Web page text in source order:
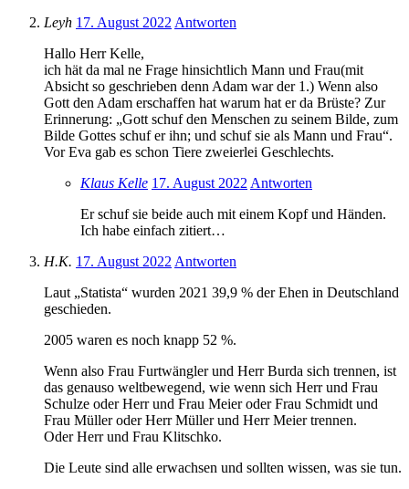
Leyh 17. August 2022 Antworten
Hallo Herr Kelle,
ich hät da mal ne Frage hinsichtlich Mann und Frau(mit
Absicht so geschrieben denn Adam war der 1.) Wenn also
Gott den Adam erschaffen hat warum hat er da Brüste? Zur
Erinnerung: „Gott schuf den Menschen zu seinem Bilde, zum
Bilde Gottes schuf er ihn; und schuf sie als Mann und Frau“.
Vor Eva gab es schon Tiere zweierlei Geschlechts.
Klaus Kelle 17. August 2022 Antworten
Er schuf sie beide auch mit einem Kopf und Händen.
Ich habe einfach zitiert…
H.K. 17. August 2022 Antworten
Laut „Statista“ wurden 2021 39,9 % der Ehen in Deutschland
geschieden.
2005 waren es noch knapp 52 %.
Wenn also Frau Furtwängler und Herr Burda sich trennen, ist
das genauso weltbewegend, wie wenn sich Herr und Frau
Schulze oder Herr und Frau Meier oder Frau Schmidt und
Frau Müller oder Herr Müller und Herr Meier trennen.
Oder Herr und Frau Klitschko.
Die Leute sind alle erwachsen und sollten wissen, was sie tun.